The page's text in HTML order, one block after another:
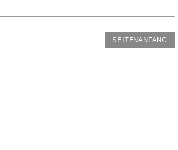
SEITENANFANG